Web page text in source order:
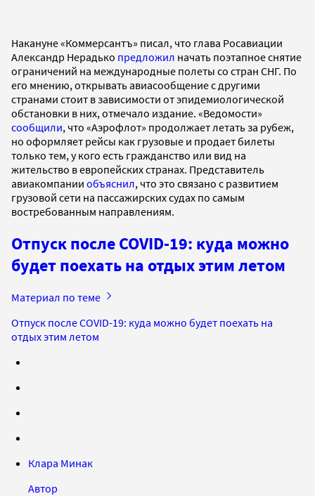
Накануне «Коммерсантъ» писал, что глава Росавиации
Александр Нерадько предложил начать поэтапное снятие
ограничений на международные полеты со стран СНГ. По
его мнению, открывать авиасообщение с другими
странами стоит в зависимости от эпидемиологической
обстановки в них, отмечало издание. «Ведомости»
сообщили, что «Аэрофлот» продолжает летать за рубеж,
но оформляет рейсы как грузовые и продает билеты
только тем, у кого есть гражданство или вид на
жительство в европейских странах. Представитель
авиакомпании объяснил, что это связано с развитием
грузовой сети на пассажирских судах по самым
востребованным направлениям.
Отпуск после COVID-19: куда можно
будет поехать на отдых этим летом
Материал по теме
Отпуск после COVID-19: куда можно будет поехать на
отдых этим летом
Клара Минак
Автор